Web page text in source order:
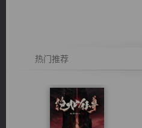
热门推荐